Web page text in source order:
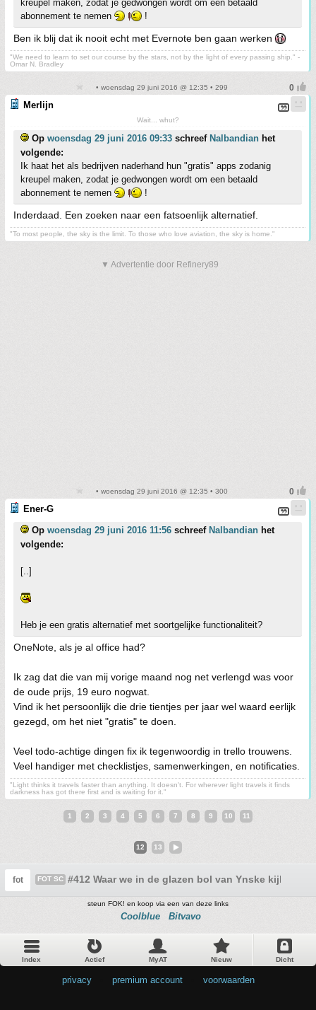
kreupel maken, zodat je gedwongen wordt om een betaald
abonnement te nemen
!
Ben ik blij dat ik nooit echt met Evernote ben gaan werken
"We need to learn to set our course by the stars, not by the light of every passing ship." -
Omar N. Bradley
• woensdag 29 juni 2016 @ 12:35 • 299
Merlijn
Wait... whut?
Op woensdag 29 juni 2016 09:33 schreef Nalbandian het
volgende:
Ik haat het als bedrijven naderhand hun "gratis" apps zodanig
kreupel maken, zodat je gedwongen wordt om een betaald
abonnement te nemen
!
Inderdaad. Een zoeken naar een fatsoenlijk alternatief.
"To most people, the sky is the limit. To those who love aviation, the sky is home."
▼ Advertentie door Refinery89
• woensdag 29 juni 2016 @ 12:35 • 300
Ener-G
Op woensdag 29 juni 2016 11:56 schreef Nalbandian het
volgende:
[..]
Heb je een gratis alternatief met soortgelijke functionaliteit?
OneNote, als je al office had?
Ik zag dat die van mij vorige maand nog net verlengd was voor
de oude prijs, 19 euro nogwat.
Vind ik het persoonlijk die drie tientjes per jaar wel waard eerlijk
gezegd, om het niet "gratis" te doen.
Veel todo-achtige dingen fix ik tegenwoordig in trello trouwens.
Veel handiger met checklistjes, samenwerkingen, en notificaties.
"Light thinks it travels faster than anything. It doesn't. For wherever light travels it finds
darkness has got there first and is waiting for it."
1 2 3 4 5 6 7 8 9 10 11
12 13
fot FOT SC #412 Waar we in de glazen bol van Ynske kijken!!
steun FOK! en koop via een van deze links
Coolblue Bitvavo
Index Actief MyAT Nieuw Dicht
privacy premium account voorwaarden